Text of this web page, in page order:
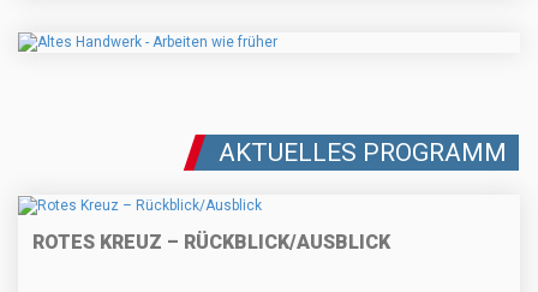
AKTUELLES PROGRAMM
ROTES KREUZ – RÜCKBLICK/AUSBLICK